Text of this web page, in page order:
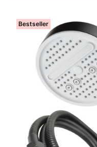
Bestseller